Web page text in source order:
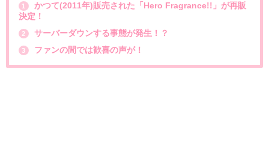
1
かつて(2011年)販売された「Hero Fragrance!!」が再販
決定！
2 サーバーダウンする事態が発生！？
3 ファンの間では歓喜の声が！